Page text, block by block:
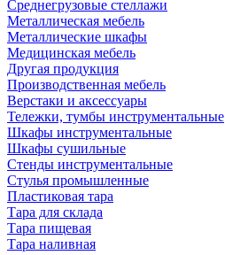
Среднегрузовые стеллажи
Металлическая мебель
Металлические шкафы
Медицинская мебель
Другая продукция
Производственная мебель
Верстаки и аксессуары
Тележки, тумбы инструментальные
Шкафы инструментальные
Шкафы сушильные
Стенды инструментальные
Cтулья промышленные
Пластиковая тара
Тара для склада
Тара пищевая
Тара наливная